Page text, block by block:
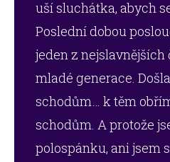
uší sluchátka, abych
Poslední dobou
jeden z
mladé generace.
schodům… k těm
schodům. A protože
polospánku, ani jsem